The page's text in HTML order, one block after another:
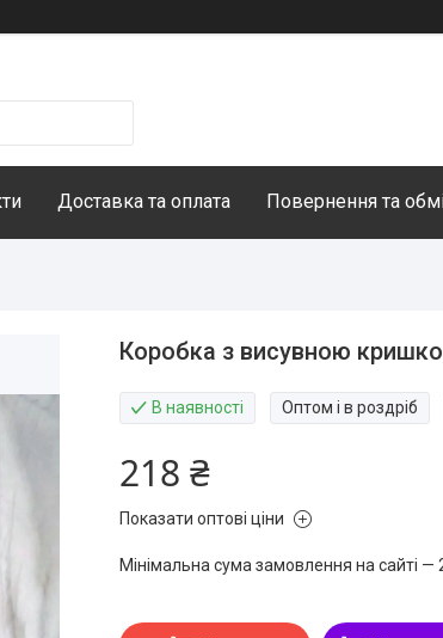
Доставка та оплата Повернення та
Коробка з висувною
В наявності Оптом і в роздріб
218 ₴
Показати оптові ціни
Мінімальна сума замовлення на сайті —